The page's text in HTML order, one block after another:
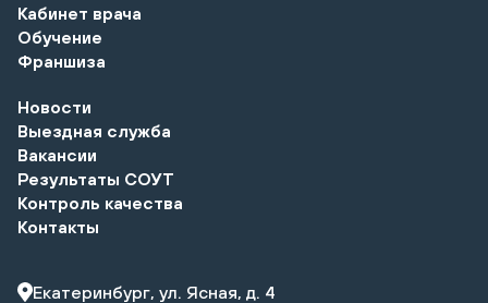
Кабинет врача
Обучение
Франшиза
Новости
Выездная служба
Вакансии
Результаты СОУТ
Контроль качества
Контакты
Екатеринбург, ул. Ясная, д. 4